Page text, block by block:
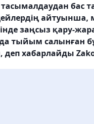
бас
айтуынша,
заңсыз қару-
да тыйым салынған
деп хабарлайды